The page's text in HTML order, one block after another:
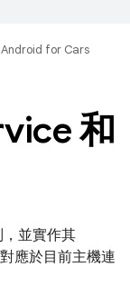
Android for Cars
和
，並實作其
應於目前主機連